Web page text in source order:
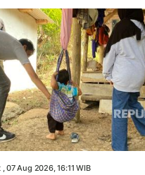
07 Aug 2026, 16:11 WIB